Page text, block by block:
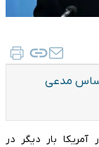
مدعی
آمریکا بار دیگر در